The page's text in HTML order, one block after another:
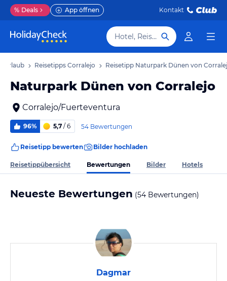
% Deals App öffnen Kontakt
Hotel, Reiseziel
Urlaub Reisetipps Corralejo Reisetipp Naturpark Dünen von
Naturpark Dünen von Corralejo
Corralejo/Fuerteventura
96% 5,7 / 6 54 Bewertungen
Reisetipp bewerten Bilder hochladen
Reisetippübersicht Bewertungen Bilder Hotels
Neueste Bewertungen (54 Bewertungen)
Dagmar